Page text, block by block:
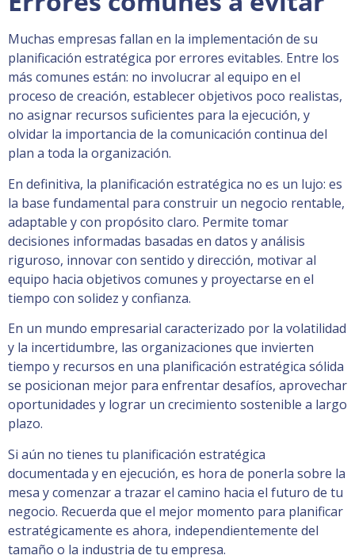
Muchas empresas fallan en la implementación de su
planificación estratégica por errores evitables. Entre los
más comunes están: no involucrar al equipo en el
proceso de creación, establecer objetivos poco realistas,
no asignar recursos suficientes para la ejecución, y
olvidar la importancia de la comunicación continua del
plan a toda la organización.
En definitiva, la planificación estratégica no es un lujo: es
la base fundamental para construir un negocio rentable,
adaptable y con propósito claro. Permite tomar
decisiones informadas basadas en datos y análisis
riguroso, innovar con sentido y dirección, motivar al
equipo hacia objetivos comunes y proyectarse en el
tiempo con solidez y confianza.
En un mundo empresarial caracterizado por la volatilidad
y la incertidumbre, las organizaciones que invierten
tiempo y recursos en una planificación estratégica sólida
se posicionan mejor para enfrentar desafíos, aprovechar
oportunidades y lograr un crecimiento sostenible a largo
plazo.
Si aún no tienes tu planificación estratégica
documentada y en ejecución, es hora de ponerla sobre la
mesa y comenzar a trazar el camino hacia el futuro de tu
negocio. Recuerda que el mejor momento para planificar
estratégicamente es ahora, independientemente del
tamaño o la industria de tu empresa.